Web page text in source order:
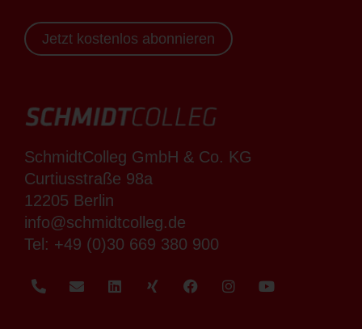
Jetzt kostenlos abonnieren
SchmidtColleg GmbH & Co. KG
Curtiusstraße 98a
12205 Berlin
info@schmidtcolleg.de
Tel: +49 (0)30 669 380 900